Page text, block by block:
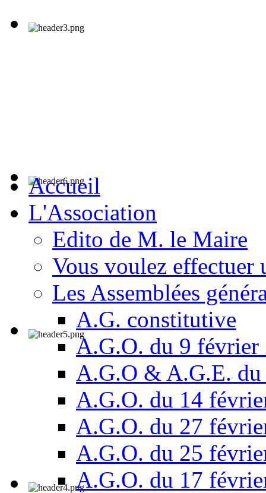
Accueil
L'Association
Edito de M. le Maire
Vous voulez effectuer
Les Assemblées
A.G. constitutive
A.G.O. du 9 février
A.G.O & A.G.E.
A.G.O. du 14
A.G.O. du 27
A.G.O. du 25
A.G.O. du 17